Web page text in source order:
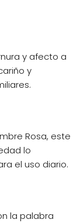
y afecto a
y
Rosa, este
lo
el uso diario.
la palabra